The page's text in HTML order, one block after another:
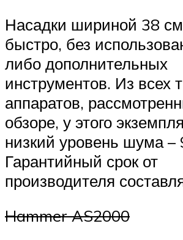
Насадки шириной 38
быстро, без
либо дополнительных
инструментов. Из всех
аппаратов,
обзоре, у этого
низкий уровень шума –
Гарантийный срок от
производителя
Hammer AS2000